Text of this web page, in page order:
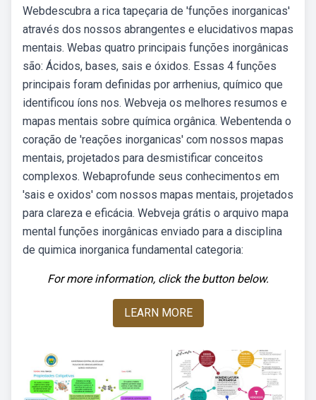
Webdescubra a rica tapeçaria de 'funções inorganicas'
através dos nossos abrangentes e elucidativos mapas
mentais. Webas quatro principais funções inorgânicas
são: Ácidos, bases, sais e óxidos. Essas 4 funções
principais foram definidas por arrhenius, químico que
identificou íons nos. Webveja os melhores resumos e
mapas mentais sobre química orgânica. Webentenda o
coração de 'reações inorganicas' com nossos mapas
mentais, projetados para desmistificar conceitos
complexos. Webaprofunde seus conhecimentos em
'sais e oxidos' com nossos mapas mentais, projetados
para clareza e eficácia. Webveja grátis o arquivo mapa
mental funções inorgânicas enviado para a disciplina
de quimica inorganica fundamental categoria:
For more information, click the button below.
LEARN MORE